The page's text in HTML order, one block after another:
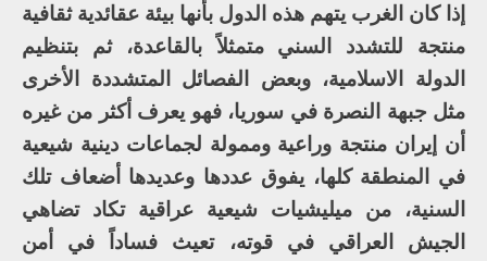
إذا كان الغرب يتهم هذه الدول بأنها بيئة عقائدية ثقافية
منتجة للتشدد السني متمثلاً بالقاعدة، ثم بتنظيم
الدولة الاسلامية، وبعض الفصائل المتشددة الأخرى
مثل جبهة النصرة في سوريا، فهو يعرف أكثر من غيره
أن إيران منتجة وراعية وممولة لجماعات دينية شيعية
في المنطقة كلها، يفوق عددها وعديدها أضعاف تلك
السنية، من ميليشيات شيعية عراقية تكاد تضاهي
الجيش العراقي في قوته، تعيث فساداً في أمن